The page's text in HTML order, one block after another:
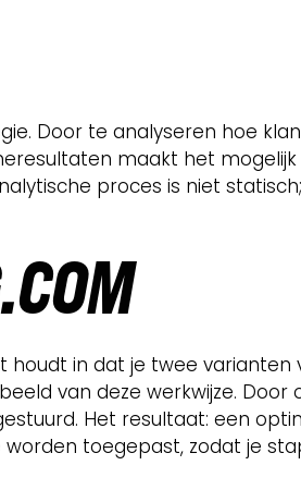
Door te analyseren hoe
maakt het
proces is niet
houdt in dat je twee
van deze werkwijze. Door
Het resultaat: een
toegepast, zodat je